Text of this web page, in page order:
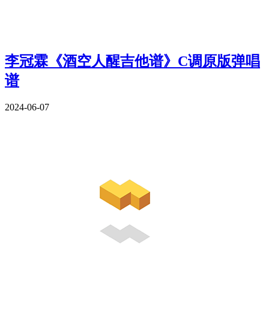
李冠霖《酒空人醒吉他谱》C调原版弹唱
谱
2024-06-07